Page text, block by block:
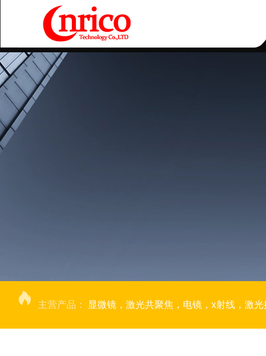
主营产品： 显微镜，激光共聚焦，电镜，x射线，激光捕获显微切割，荧光成像系统，